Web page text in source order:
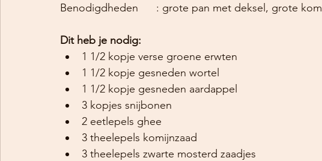
Benodigdheden	: grote pan met deksel, grote kom
Dit heb je nodig:
1 1/2 kopje verse groene erwten
1 1/2 kopje gesneden wortel
1 1/2 kopje gesneden aardappel
3 kopjes snijbonen
2 eetlepels ghee
3 theelepels komijnzaad
3 theelepels zwarte mosterd zaadjes